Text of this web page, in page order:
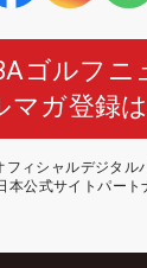
ゴルフニ
マガ登録
フィシャルデジタル
本公式サイトパート